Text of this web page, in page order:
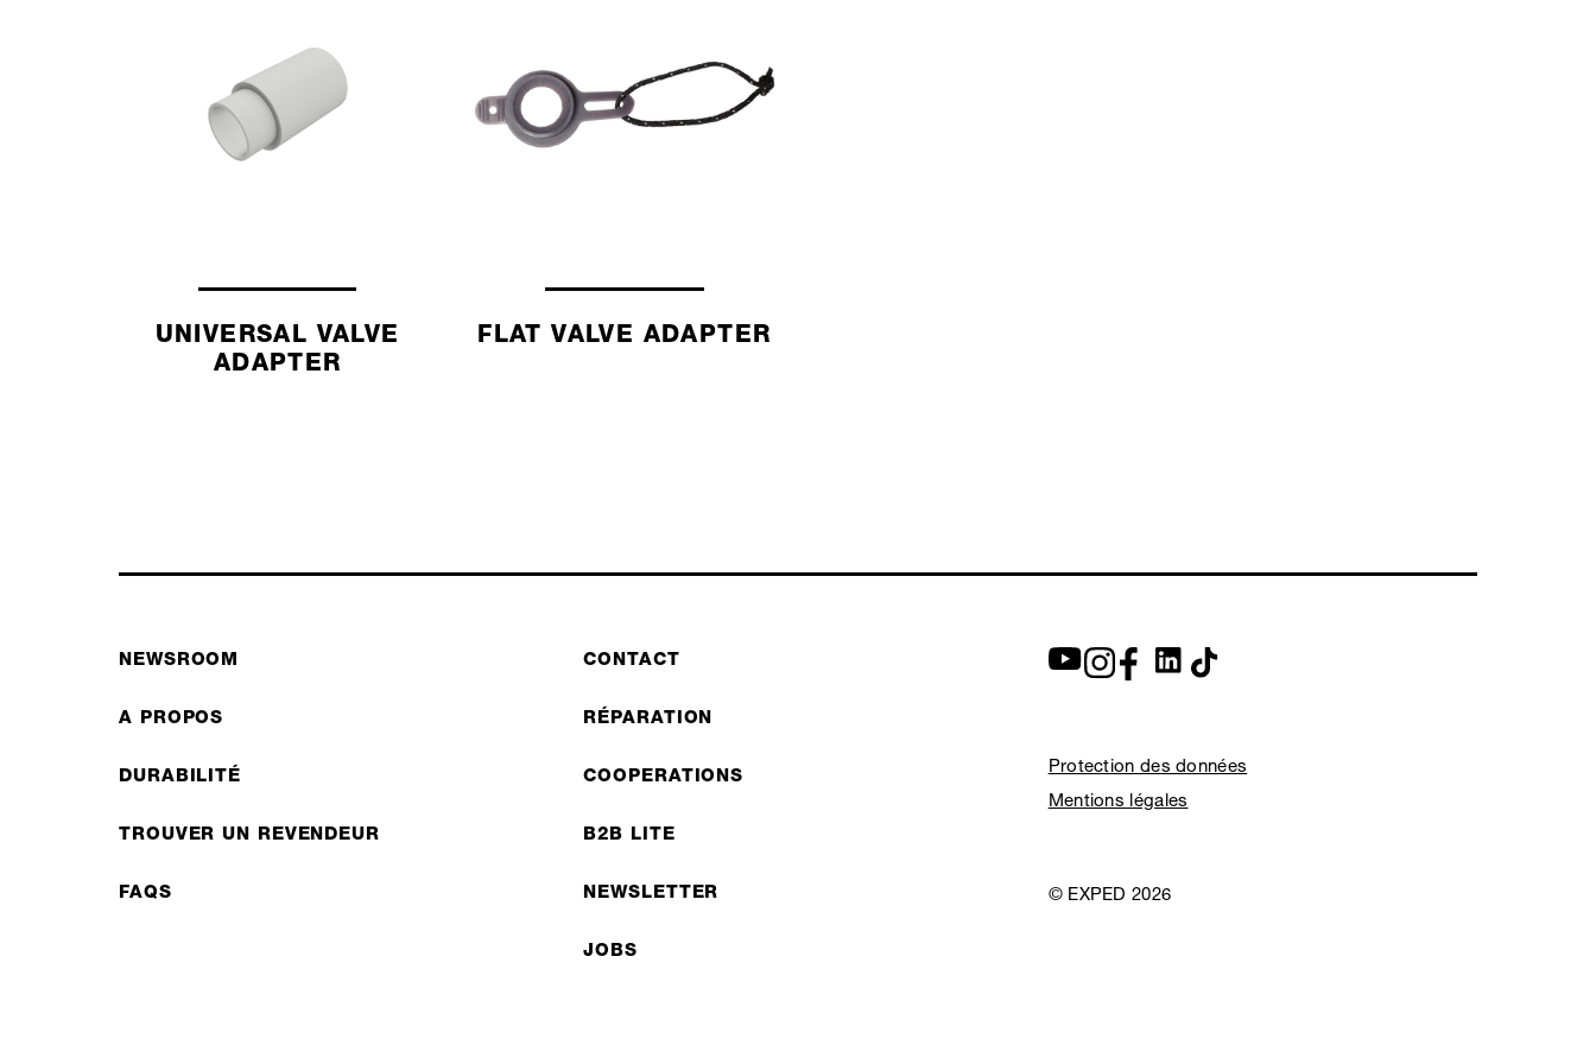
UNIVERSAL VALVE
ADAPTER
FLAT VALVE ADAPTER
NEWSROOM
A PROPOS
DURABILITÉ
TROUVER UN REVENDEUR
FAQS
CONTACT
RÉPARATION
COOPERATIONS
B2B LITE
NEWSLETTER
JOBS
Protection des données
Mentions légales
© EXPED 2026